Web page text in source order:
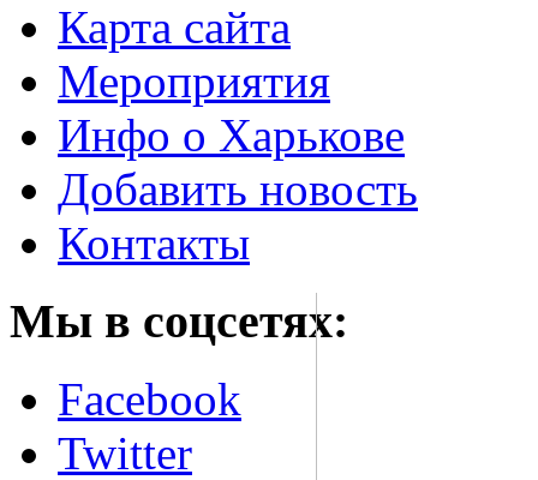
Карта сайта
Мероприятия
Инфо о Харькове
Добавить новость
Контакты
Мы в соцсетях:
Facebook
Twitter